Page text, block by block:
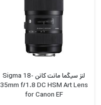
لنز سیگما مانت کانن Sigma 18-
35mm f/1.8 DC HSM Art Lens
for Canon EF